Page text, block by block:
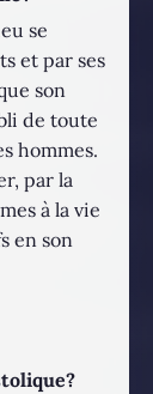
se
et par ses
son
de toute
hommes.
par la
à la vie
en son